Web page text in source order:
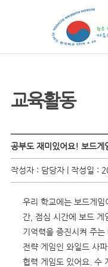
교육활동
공부도 재미있어요! 보드게
작성자 : 담당자 | 작성일 :
우리 학교에는 보드게임
간, 점심 시간에 보드 게
기억력을 증진시켜 주
전략 게임인 와일드 사
협력 게임도 있어요. 수